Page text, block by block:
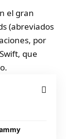
el gran
(abreviados
por
que